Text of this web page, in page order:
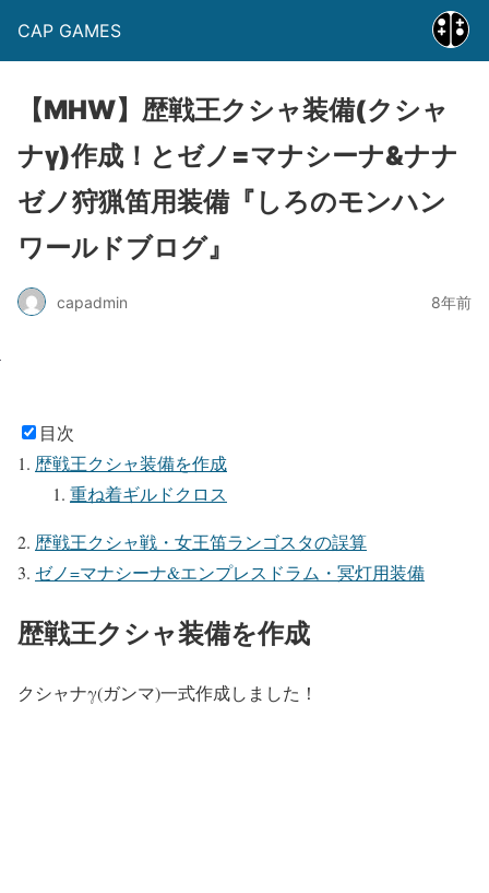
CAP GAMES
【MHW】歴戦王クシャ装備(クシャ
ナγ)作成！とゼノ=マナシーナ&ナナ
ゼノ狩猟笛用装備『しろのモンハン
ワールドブログ』
capadmin 8年前
目次
歴戦王クシャ装備を作成
重ね着ギルドクロス
歴戦王クシャ戦・女王笛ランゴスタの誤算
ゼノ=マナシーナ&エンプレスドラム・冥灯用装備
歴戦王クシャ装備を作成
クシャナγ(ガンマ)一式作成しました！